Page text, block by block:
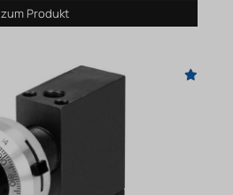
zum Produkt